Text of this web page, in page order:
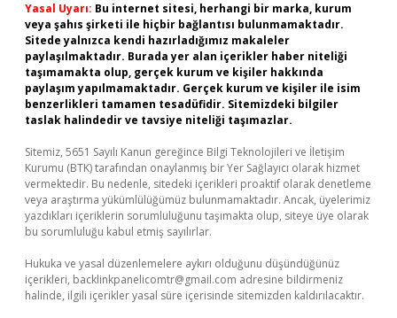
Yasal Uyarı: Bu internet sitesi, herhangi bir marka, kurum
veya şahıs şirketi ile hiçbir bağlantısı bulunmamaktadır.
Sitede yalnızca kendi hazırladığımız makaleler
paylaşılmaktadır. Burada yer alan içerikler haber niteliği
taşımamakta olup, gerçek kurum ve kişiler hakkında
paylaşım yapılmamaktadır. Gerçek kurum ve kişiler ile isim
benzerlikleri tamamen tesadüfidir. Sitemizdeki bilgiler
taslak halindedir ve tavsiye niteliği taşımazlar.
Sitemiz, 5651 Sayılı Kanun gereğince Bilgi Teknolojileri ve İletişim
Kurumu (BTK) tarafından onaylanmış bir Yer Sağlayıcı olarak hizmet
vermektedir. Bu nedenle, sitedeki içerikleri proaktif olarak denetleme
veya araştırma yükümlülüğümüz bulunmamaktadır. Ancak, üyelerimiz
yazdıkları içeriklerin sorumluluğunu taşımakta olup, siteye üye olarak
bu sorumluluğu kabul etmiş sayılırlar.
Hukuka ve yasal düzenlemelere aykırı olduğunu düşündüğünüz
içerikleri, backlinkpanelicomtr@gmail.com adresine bildirmeniz
halinde, ilgili içerikler yasal süre içerisinde sitemizden kaldırılacaktır.